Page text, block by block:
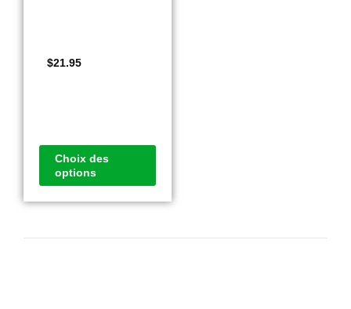
$21.95
Choix des
options